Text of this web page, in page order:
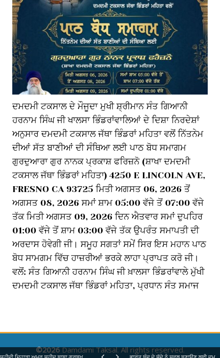
ਦਮਦਮੀ ਟਕਸਾਲ ਦੇ ਮੌਜੂਦਾ ਮੁਖੀ ਸ਼੍ਰੀਮਾਨ ਸੰਤ ਗਿਆਨੀ
ਹਰਨਾਮ ਸਿੰਘ ਜੀ ਖਾਲਸਾ ਭਿੰਡਰਾਂਵਾਲਿਆਂ ਦੇ ਦਿਸ਼ਾ ਨਿਰਦੇਸ਼ਾਂ
ਅਨੁਸਾਰ ਦਮਦਮੀ ਟਕਸਾਲ ਜੱਥਾ ਭਿੰਡਰਾਂ ਮਹਿਤਾ ਵਲੋਂ ਨਿੱਤਨੇਮ
ਦੀਆਂ ਸੱਤ ਬਾਣੀਆਂ ਦੀ ਸੰਥਿਆ ਲਈ ਪਾਠ ਬੋਧ ਸਮਾਗਮ
ਗੁਰਦੁਆਰਾ ਗੁਰ ਨਾਨਕ ਪ੍ਰਕਾਸ਼ ਫਰਿਜ਼ਨੋ (ਸ਼ਾਖਾ ਦਮਦਮੀ
ਟਕਸਾਲ ਜੱਥਾ ਭਿੰਡਰਾਂ ਮਹਿਤਾ) 4250 E LINCOLN AVE,
FRESNO CA 93725 ਮਿਤੀ ਅਗਸਤ 06, 2026 ਤੋਂ
ਅਗਸਤ 08, 2026 ਸਮਾਂ ਸ਼ਾਮ 05:00 ਵੱਜੇ ਤੋਂ 07:00 ਵੱਜੇ
ਤੱਕ ਮਿਤੀ ਅਗਸਤ 09, 2026 ਦਿਨ ਐਤਵਾਰ ਸਮਾਂ ਦੁਪਹਿਰ
01:00 ਵੱਜੇ ਤੋਂ ਸ਼ਾਮ 03:00 ਵੱਜੇ ਤੱਕ ਉਪਰੰਤ ਸਮਾਪਤੀ ਦੀ
ਅਰਦਾਸ ਹੋਵੇਗੀ ਜੀ। ਸਮੂਹ ਸਗਤਾਂ ਸਮੇਂ ਸਿਰ ਇਸ ਮਹਾਨ ਪਾਠ
ਬੋਧ ਸਾਮਗਮ ਵਿੱਚ ਹਾਜ਼ਰੀਆਂ ਭਰਕੇ ਲਾਹਾ ਪ੍ਰਾਪਤ ਕਰੋ ਜੀ।
ਵਲੋਂ: ਸੰਤ ਗਿਆਨੀ ਹਰਨਾਮ ਸਿੰਘ ਜੀ ਖ਼ਾਲਸਾ ਭਿੰਡਰਾਂਵਾਲੇ ਮੁੱਖੀ
ਦਮਦਮੀ ਟਕਸਾਲ ਜੱਥਾ ਭਿੰਡਰਾਂ ਮਹਿਤਾ, ਪ੍ਰਧਾਨ ਸੰਤ ਸਮਾਜ
©2026Damdami Taksal. All rights reserved.